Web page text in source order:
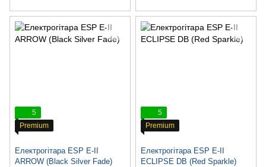
5
Premium
Електрогітара ESP E-II
ARROW (Black Silver Fade)
5
Premium
Електрогітара ESP E-II
ECLIPSE DB (Red Sparkle)